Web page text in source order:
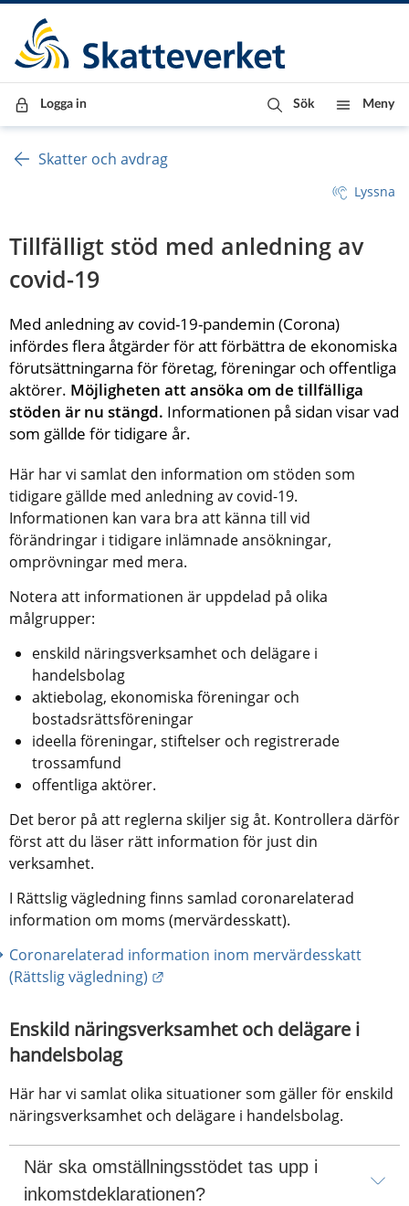
Till innehåll
Till navigationen
Till chattrobot
Logga in Sök Meny
Skatter och avdrag
Lyssna
Tillfälligt stöd med anledning av
covid-19
Med anledning av covid-19-pandemin (Corona)
infördes flera åtgärder för att förbättra de ekonomiska
förutsättningarna för företag, föreningar och offentliga
aktörer. Möjligheten att ansöka om de tillfälliga
stöden är nu stängd. Informationen på sidan visar vad
som gällde för tidigare år.
Här har vi samlat den information om stöden som
tidigare gällde med anledning av covid-19.
Informationen kan vara bra att känna till vid
förändringar i tidigare inlämnade ansökningar,
omprövningar med mera.
Notera att informationen är uppdelad på olika
målgrupper:
enskild näringsverksamhet och delägare i
handelsbolag
aktiebolag, ekonomiska föreningar och
bostadsrättsföreningar
ideella föreningar, stiftelser och registrerade
trossamfund
offentliga aktörer.
Det beror på att reglerna skiljer sig åt. Kontrollera därför
först att du läser rätt information för just din
verksamhet.
I Rättslig vägledning finns samlad coronarelaterad
information om moms (mervärdesskatt).
Coronarelaterad information inom mervärdesskatt
(Rättslig vägledning)
Enskild näringsverksamhet och delägare i
handelsbolag
Här har vi samlat olika situationer som gäller för enskild
näringsverksamhet och delägare i handelsbolag.
När ska omställningsstödet tas upp i
inkomstdeklarationen?